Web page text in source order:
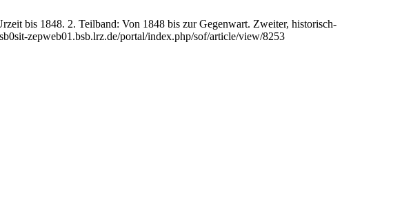
bis 1848. 2. Teilband: Von 1848 bis zur Gegenwart. Zweiter, historisch-
zepweb01.bsb.lrz.de/portal/index.php/sof/article/view/8253